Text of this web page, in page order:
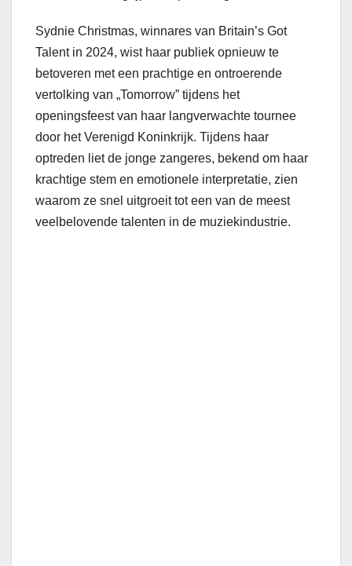
Sydnie Christmas, winnares van Britain’s Got
Talent in 2024, wist haar publiek opnieuw te
betoveren met een prachtige en ontroerende
vertolking van „Tomorrow” tijdens het
openingsfeest van haar langverwachte tournee
door het Verenigd Koninkrijk. Tijdens haar
optreden liet de jonge zangeres, bekend om haar
krachtige stem en emotionele interpretatie, zien
waarom ze snel uitgroeit tot een van de meest
veelbelovende talenten in de muziekindustrie.